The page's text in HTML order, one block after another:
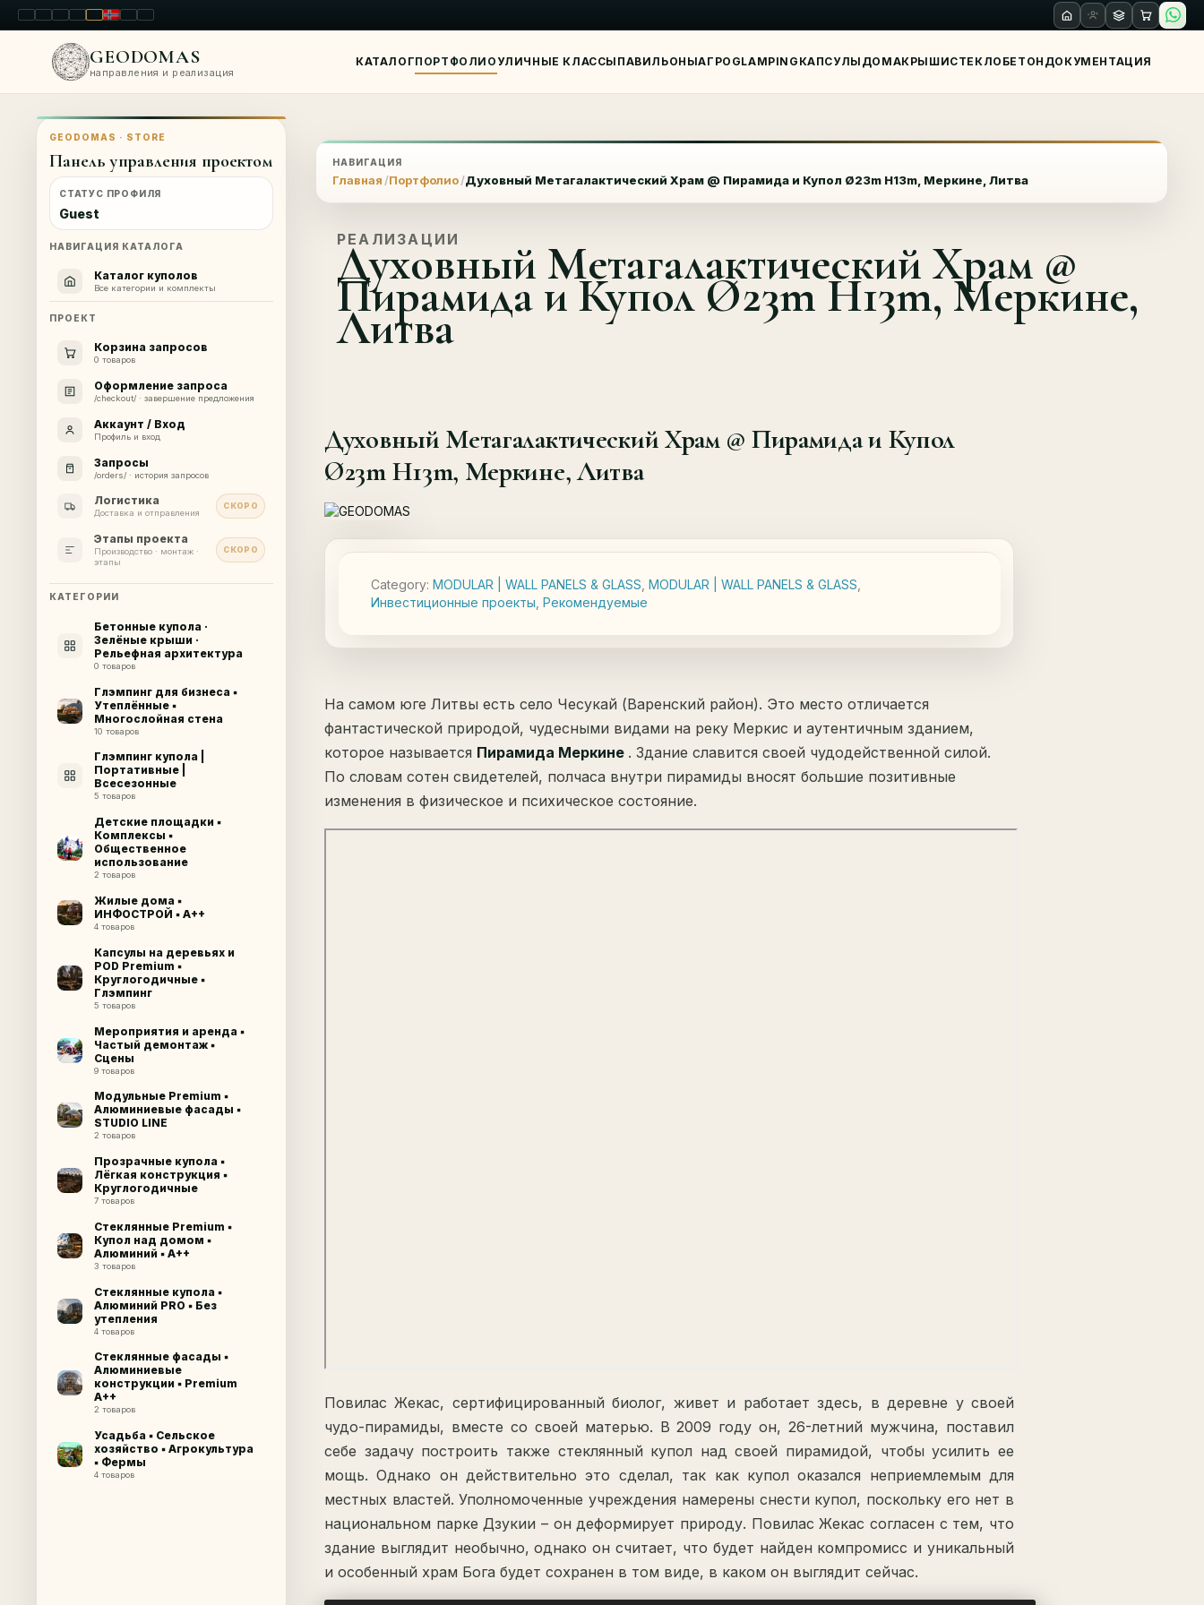
LT ENPL FR RUNOSKRO
GEODOMAS
направления и реализация
КАТАЛОГПОРТФОЛИО УЛИЧНЫЕ КЛАССЫ ПАВИЛЬОНЫАГРО GLAMPING КАПСУЛЫ ДОМАКРЫШИСТЕКЛО БЕТОН ДОКУМЕНТАЦИЯ
GEODOMAS · STORE
Панель управления проектом
СТАТУС ПРОФИЛЯ
Guest
НАВИГАЦИЯ КАТАЛОГА
Каталог куполов
Все категории и комплекты
ПРОЕКТ
Корзина запросов
0 товаров
Оформление запроса
/checkout/ · завершение предложения
Аккаунт / Вход
Профиль и вход
Запросы
/orders/ · история запросов
Логистика
Доставка и отправления
СКОРО
Этапы проекта
Производство · монтаж ·
этапы
СКОРО
КАТЕГОРИИ
Бетонные купола ·
Зелёные крыши ·
Рельефная архитектура
0 товаров
Глэмпинг для бизнеса ▪
Утеплённые ▪
Многослойная стена
10 товаров
Глэмпинг купола |
Портативные |
Всесезонные
5 товаров
Детские площадки ▪
Комплексы ▪
Общественное
использование
2 товаров
Жилые дома ▪
ИНФОСТРОЙ ▪ A++
4 товаров
Капсулы на деревьях и
POD Premium ▪
Круглогодичные ▪
Глэмпинг
5 товаров
Мероприятия и аренда ▪
Частый демонтаж ▪
Сцены
9 товаров
Модульные Premium ▪
Алюминиевые фасады ▪
STUDIO LINE
2 товаров
Прозрачные купола ▪
Лёгкая конструкция ▪
Круглогодичные
7 товаров
Стеклянные Premium ▪
Купол над домом ▪
Алюминий ▪ A++
3 товаров
Стеклянные купола ▪
Алюминий PRO ▪ Без
утепления
4 товаров
Стеклянные фасады ▪
Алюминиевые
конструкции ▪ Premium
A++
2 товаров
Усадьба ▪ Сельское
хозяйство ▪ Агрокультура
▪ Фермы
4 товаров
НАВИГАЦИЯ
Главная Портфолио Духовный Метагалактический Храм @ Пирамида и Купол Ø23m H13m, Меркине, Литва
РЕАЛИЗАЦИИ
Духовный Метагалактический Храм @
Пирамида и Купол Ø23m H13m, Меркине,
Литва
Духовный Метагалактический Храм @ Пирамида и Купол
Ø23m H13m, Меркине, Литва
Category: MODULAR | WALL PANELS & GLASS MODULAR | WALL PANELS & GLASS
Инвестиционные проекты Рекомендуемые
На самом юге Литвы есть село Чесукай (Варенский район). Это место отличается
фантастической природой, чудесными видами на реку Меркис и аутентичным зданием,
которое называется Пирамида Меркине . Здание славится своей чудодейственной силой.
По словам сотен свидетелей, полчаса внутри пирамиды вносят большие позитивные
изменения в физическое и психическое состояние.
Повилас Жекас, сертифицированный биолог, живет и работает здесь, в деревне у своей
чудо-пирамиды, вместе со своей матерью. В 2009 году он, 26-летний мужчина, поставил
себе задачу построить также стеклянный купол над своей пирамидой, чтобы усилить ее
мощь. Однако он действительно это сделал, так как купол оказался неприемлемым для
местных властей. Уполномоченные учреждения намерены снести купол, поскольку его нет в
национальном парке Дзукии – он деформирует природу. Повилас Жекас согласен с тем, что
здание выглядит необычно, однако он считает, что будет найден компромисс и уникальный
и особенный храм Бога будет сохранен в том виде, в каком он выглядит сейчас.